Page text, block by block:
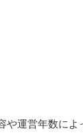
や運営年数によ